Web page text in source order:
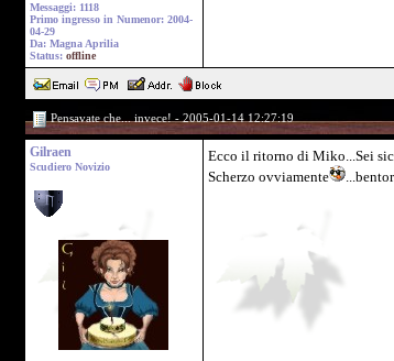
Messaggi: 1118
Primo ingresso in Numenor: 2004-
04-29
Da: Magna Aprilia
Status: offline
Pensavate che... invece! - 2005-01-14 12:27:19
Gilraen
Scudiero Novizio
Ecco il ritorno di Miko...Sei
Scherzo ovviamente